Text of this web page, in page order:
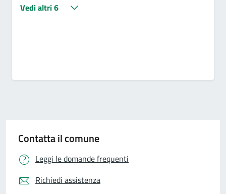
Vedi altri 6
Contatta il comune
Leggi le domande frequenti
Richiedi assistenza